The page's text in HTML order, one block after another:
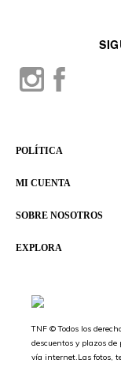
EXPLORA
SOBRE NOSOTROS
MI CUENTA
POLÍTICA
TNF © Todos los
descuentos y plazos de
vía internet.Las fotos,